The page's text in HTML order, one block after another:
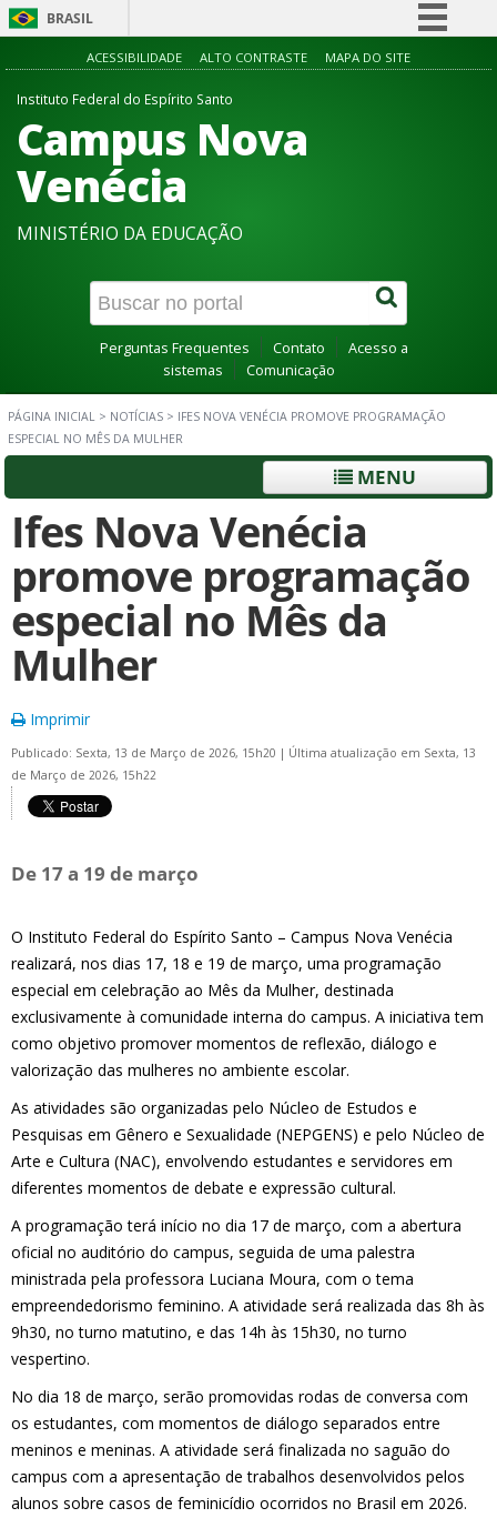
BRASIL
Simplifique!
Acesso à informação
ACESSIBILIDADE ALTO CONTRASTE MAPA DO SITE
Instituto Federal do Espírito Santo
Campus Nova
Venécia
MINISTÉRIO DA EDUCAÇÃO
Perguntas Frequentes Contato
Acesso a
sistemas
Comunicação
PÁGINA INICIAL > NOTÍCIAS > IFES NOVA VENÉCIA PROMOVE PROGRAMAÇÃO
ESPECIAL NO MÊS DA MULHER
MENU
Ifes Nova Venécia
promove programação
especial no Mês da
Mulher
Imprimir
Publicado: Sexta, 13 de Março de 2026, 15h20 | Última atualização em Sexta, 13
de Março de 2026, 15h22
De 17 a 19 de março
O Instituto Federal do Espírito Santo – Campus Nova Venécia
realizará, nos dias 17, 18 e 19 de março, uma programação
especial em celebração ao Mês da Mulher, destinada
exclusivamente à comunidade interna do campus. A iniciativa tem
como objetivo promover momentos de reflexão, diálogo e
valorização das mulheres no ambiente escolar.
As atividades são organizadas pelo Núcleo de Estudos e
Pesquisas em Gênero e Sexualidade (NEPGENS) e pelo Núcleo de
Arte e Cultura (NAC), envolvendo estudantes e servidores em
diferentes momentos de debate e expressão cultural.
A programação terá início no dia 17 de março, com a abertura
oficial no auditório do campus, seguida de uma palestra
ministrada pela professora Luciana Moura, com o tema
empreendedorismo feminino. A atividade será realizada das 8h às
9h30, no turno matutino, e das 14h às 15h30, no turno
vespertino.
No dia 18 de março, serão promovidas rodas de conversa com
os estudantes, com momentos de diálogo separados entre
meninos e meninas. A atividade será finalizada no saguão do
campus com a apresentação de trabalhos desenvolvidos pelos
alunos sobre casos de feminicídio ocorridos no Brasil em 2026.